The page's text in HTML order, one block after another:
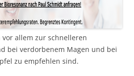
allem zur schnelleren
bei verdorbenem Magen und bei
zu empfehlen sind.